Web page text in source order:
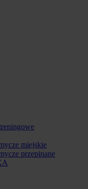
miejskie
przepinane